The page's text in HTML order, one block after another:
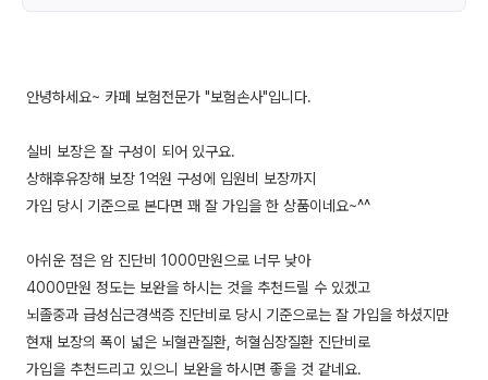
안녕하세요~ 카페 보험전문가 "보험손사"입니다.
실비 보장은 잘 구성이 되어 있구요.
상해후유장해 보장 1억원 구성에 입원비 보장까지
가입 당시 기준으로 본다면 꽤 잘 가입을 한 상품이네요~^^
아쉬운 점은 암 진단비 1000만원으로 너무 낮아
4000만원 정도는 보완을 하시는 것을 추천드릴 수 있겠고
뇌졸중과 급성심근경색증 진단비로 당시 기준으로는 잘 가입을 하셨지만
현재 보장의 폭이 넓은 뇌혈관질환, 허혈심장질환 진단비로
가입을 추천드리고 있으니 보완을 하시면 좋을 것 같네요.